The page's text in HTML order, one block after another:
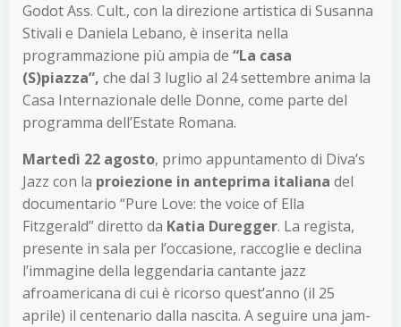
Godot Ass. Cult., con la direzione artistica di Susanna
Stivali e Daniela Lebano, è inserita nella
programmazione più ampia de “La casa
(S)piazza”, che dal 3 luglio al 24 settembre anima la
Casa Internazionale delle Donne, come parte del
programma dell’Estate Romana.
Martedì 22 agosto, primo appuntamento di Diva’s
Jazz con la proiezione in anteprima italiana del
documentario “Pure Love: the voice of Ella
Fitzgerald” diretto da Katia Duregger. La regista,
presente in sala per l’occasione, raccoglie e declina
l’immagine della leggendaria cantante jazz
afroamericana di cui è ricorso quest’anno (il 25
aprile) il centenario dalla nascita. A seguire una jam-